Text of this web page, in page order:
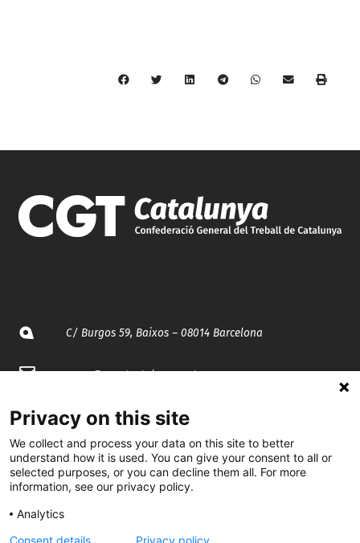
C/ Burgos 59, Baixos – 08014 Barcelona
spccc@spcgtcatalunya.cat
935 120 481
@CGTCatalunya
cgtcatalunya
CGTCatalunya
Privacy on this site
We collect and process your data on this site to better
understand how it is used. You can give your consent to all or
selected purposes, or you can decline them all. For more
information, see our privacy policy.
Analytics
Consent details
Privacy policy